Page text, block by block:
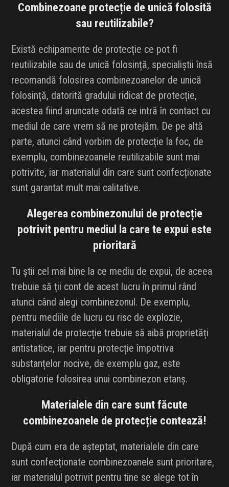
Combinezoane protecție de unică folosită
sau reutilizabile?
Există echipamente de protecție ce pot fi
reutilizabile sau de unică folosință, specialiștii însă
recomandă folosirea combinezoanelor de unică
folosință, datorită gradului ridicat de protecție,
acestea fiind aruncate odată ce intră în contact cu
mediul de care vrem să ne protejăm. De pe altă
parte, atunci când vorbim de protecție la foc, de
exemplu, combinezoanele reutilizabile sunt mai
potrivite, iar materialul din care sunt confecționate
sunt garantat mult mai calitative.
Alegerea combinezonului de protecție
potrivit pentru mediul la care te expui este
prioritară
Tu știi cel mai bine la ce mediu de expui, de aceea
trebuie să ții cont de acest lucru în primul rând
atunci când alegi combinezonul. De exemplu,
pentru mediile de lucru cu risc de explozie,
materialul de protecție trebuie să aibă proprietăți
antistatice, iar pentru protecție împotriva
substanțelor nocive, de exemplu gaz, este
obligatorie folosirea unui combinezon etanș.
Materialele din care sunt făcute
combinezoanele de protecție contează!
După cum era de așteptat, materialele din care
sunt confecționate combinezoanele sunt prioritare,
iar materialul potrivit pentru tine se alege tot în